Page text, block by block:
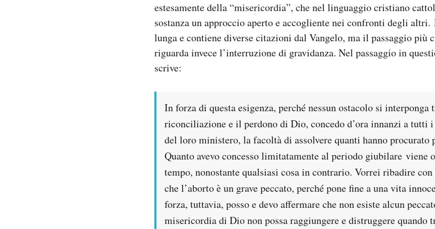
estesamente della “misericordia”, che nel linguaggio cristiano
sostanza un approccio aperto e accogliente nei confronti degli
lunga e contiene diverse citazioni dal Vangelo, ma il passaggio più
riguarda invece l’interruzione di gravidanza. Nel passaggio in
scrive:
In forza di questa esigenza, perché nessun ostacolo si
riconciliazione e il perdono di Dio, concedo d’ora innanzi a tutti
del loro ministero, la facoltà di assolvere quanti hanno procurato
Quanto avevo concesso limitatamente al periodo giubilare viene
tempo, nonostante qualsiasi cosa in contrario. Vorrei ribadire
che l’aborto è un grave peccato, perché pone fine a una vita
forza, tuttavia, posso e devo affermare che non esiste alcun
misericordia di Dio non possa raggiungere e distruggere quando